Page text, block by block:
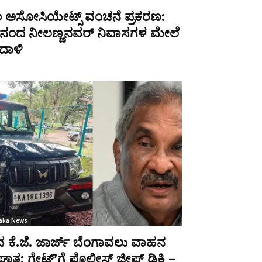
ಅಸೋಸಿಯೇಟ್ಸ್ ವಂಚನೆ ಪ್ರಕರಣ:
ನೀಲಣ್ಣನವರ್ ನಿವಾಸಗಳ ಮೇಲೆ
News
ಕೆ.ಜೆ. ಜಾರ್ಜ್ ಬೆಂಗಾವಲು ವಾಹನ